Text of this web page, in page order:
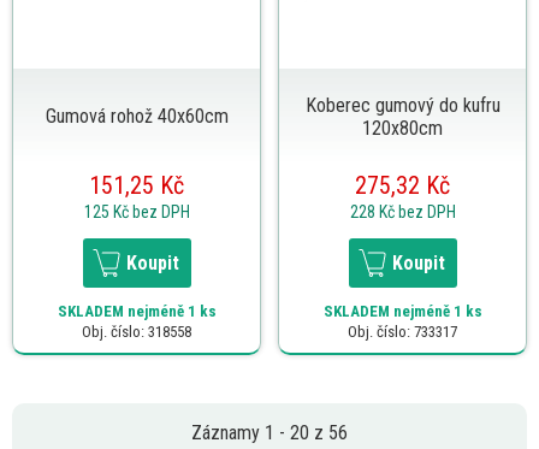
Gumová rohož 40x60cm
151,25 Kč
125 Kč bez DPH
Koupit
SKLADEM nejméně 1 ks
Obj. číslo: 318558
Koberec gumový do kufru
120x80cm
275,32 Kč
228 Kč bez DPH
Koupit
SKLADEM nejméně 1 ks
Obj. číslo: 733317
Záznamy 1 - 20 z 56